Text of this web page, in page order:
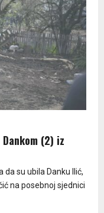
(2) iz
da su ubila Danku Ilić,
na posebnoj sjednici